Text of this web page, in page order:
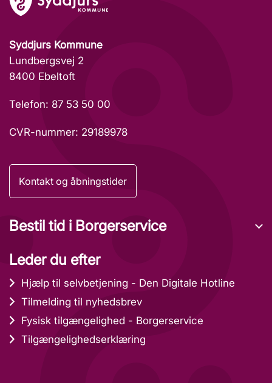
Syddjurs Kommune
Lundbergsvej 2
8400 Ebeltoft
Telefon: 87 53 50 00
CVR-nummer: 29189978
Kontakt og åbningstider
Bestil tid i Borgerservice
Leder du efter
Hjælp til selvbetjening - Den Digitale Hotline
Tilmelding til nyhedsbrev
Fysisk tilgængelighed - Borgerservice
Tilgængelighedserklæring